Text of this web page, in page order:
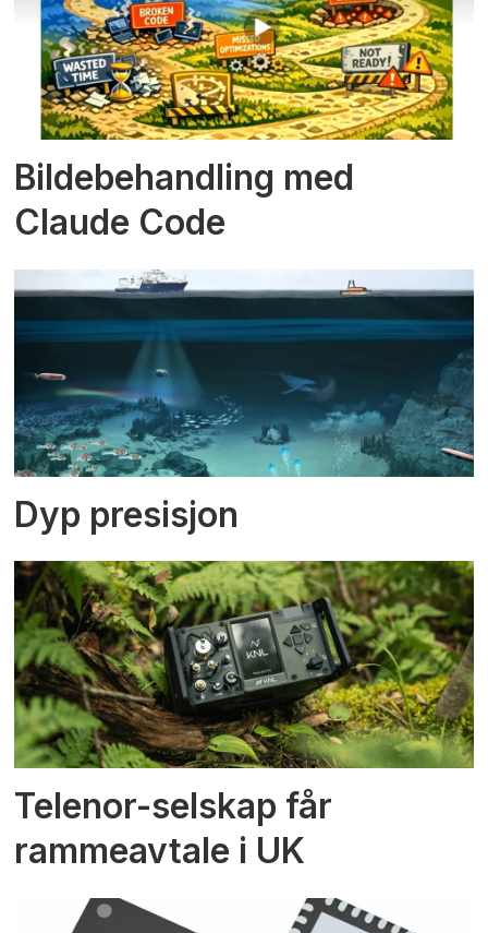
Bildebehandling med
Claude Code
Dyp presisjon
Telenor-selskap får
rammeavtale i UK